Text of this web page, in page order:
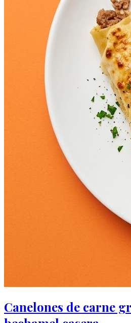
Canelones de carne